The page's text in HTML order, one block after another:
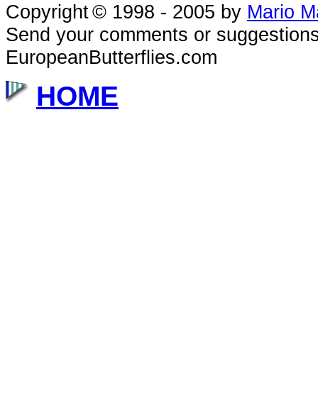
Copyright© 1998 - 2005 by Mario
Send your comments or
EuropeanButterflies.com
HOME